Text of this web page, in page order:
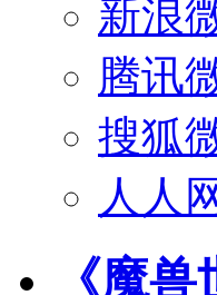
新浪
腾讯
搜狐
人人
《魔